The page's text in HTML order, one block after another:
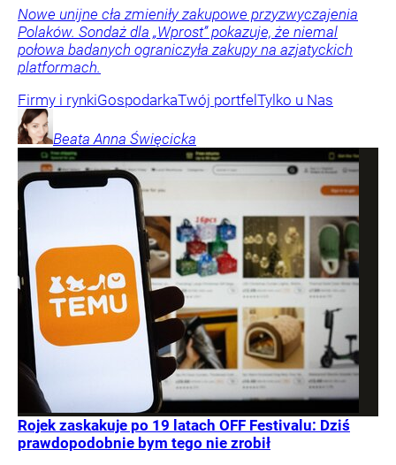
Nowe unijne cła zmieniły zakupowe przyzwyczajenia
Polaków. Sondaż dla „Wprost” pokazuje, że niemal
połowa badanych ograniczyła zakupy na azjatyckich
platformach.
Firmy i rynkiGospodarkaTwój portfelTylko u Nas
Beata Anna Święcicka
Rojek zaskakuje po 19 latach OFF Festivalu: Dziś
prawdopodobnie bym tego nie zrobił